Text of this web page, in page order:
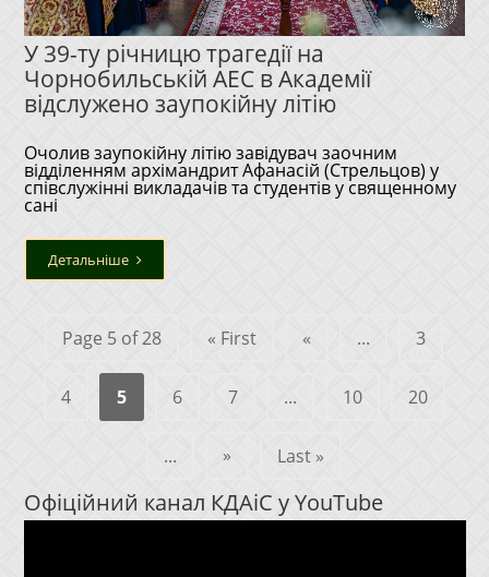
У 39-ту річницю трагедії на
Чорнобильській АЕС в Академії
відслужено заупокійну літію
Очолив заупокійну літію завідувач заочним
відділенням архімандрит Афанасій (Стрельцов) у
співслужінні викладачів та студентів у священному
сані
Детальніше
Page 5 of 28 « First « ... 3
4 5 6 7 ... 10 20
... » Last »
Офіційний канал КДАіС у YouTube
Відеопрогравач